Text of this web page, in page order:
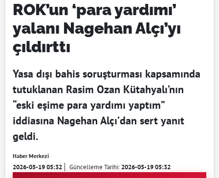
ROK’un ‘para yardımı’
yalanı Nagehan Alçı’yı
çıldırttı
Yasa dışı bahis soruşturması kapsamında
tutuklanan Rasim Ozan Kütahyalı’nın
“eski eşime para yardımı yaptım”
iddiasına Nagehan Alçı’dan sert yanıt
geldi.
Haber Merkezi
2026-05-19 05:32 Güncelleme Tarihi:2026-05-19 05:32